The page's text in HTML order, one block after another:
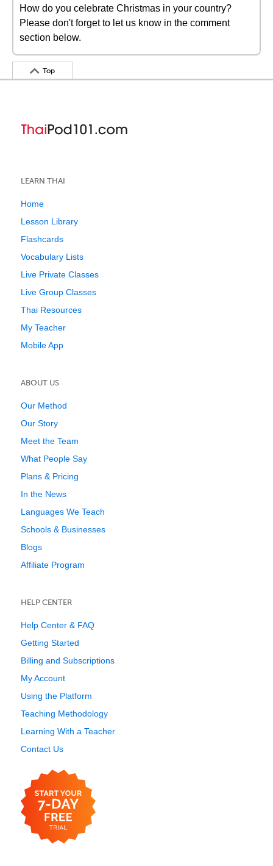
How do you celebrate Christmas in your country?
Please don't forget to let us know in the comment
section below.
Top
LEARN THAI
Home
Lesson Library
Flashcards
Vocabulary Lists
Live Private Classes
Live Group Classes
Thai Resources
My Teacher
Mobile App
ABOUT US
Our Method
Our Story
Meet the Team
What People Say
Plans & Pricing
In the News
Languages We Teach
Schools & Businesses
Blogs
Affiliate Program
HELP CENTER
Help Center & FAQ
Getting Started
Billing and Subscriptions
My Account
Using the Platform
Teaching Methodology
Learning With a Teacher
Contact Us